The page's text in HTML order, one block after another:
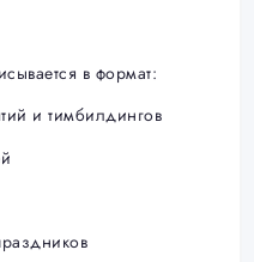
в формат:
и тимбилдингов